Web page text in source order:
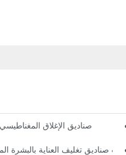
صناديق الإغلاق
صناديق تغليف العناية بالبشرة